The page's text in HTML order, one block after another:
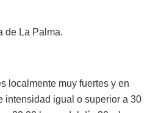
de La Palma.
localmente muy fuertes y en
intensidad igual o superior a 30